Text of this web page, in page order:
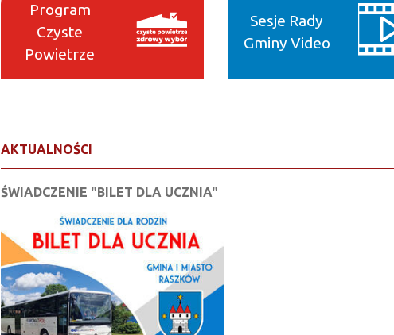
Program
Czyste
Powietrze
Sesje Rady
Gminy Video
AKTUALNOŚCI
ŚWIADCZENIE "BILET DLA UCZNIA"